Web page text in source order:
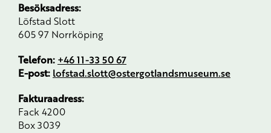
Besöksadress:
Löfstad Slott
605 97 Norrköping
Telefon: +46 11-33 50 67
E-post: lofstad.slott@ostergotlandsmuseum.se
Fakturaadress:
Fack 4200
Box 3039